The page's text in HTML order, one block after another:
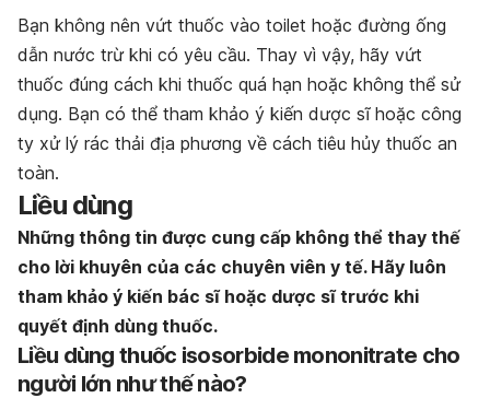
Bạn không nên vứt thuốc vào toilet hoặc đường ống
dẫn nước trừ khi có yêu cầu. Thay vì vậy, hãy vứt
thuốc đúng cách khi thuốc quá hạn hoặc không thể sử
dụng. Bạn có thể tham khảo ý kiến dược sĩ hoặc công
ty xử lý rác thải địa phương về cách tiêu hủy thuốc an
toàn.
Liều dùng
Những thông tin được cung cấp không thể thay thế
cho lời khuyên của các chuyên viên y tế. Hãy luôn
tham khảo ý kiến bác sĩ hoặc dược sĩ trước khi
quyết định dùng thuốc.
Liều dùng thuốc isosorbide mononitrate cho
người lớn như thế nào?